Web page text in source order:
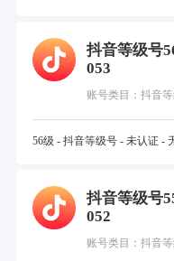
抖音等级号
053
账号类目：抖音
56级 - 抖音等级号 - 未认证 -
抖音等级号
052
账号类目：抖音